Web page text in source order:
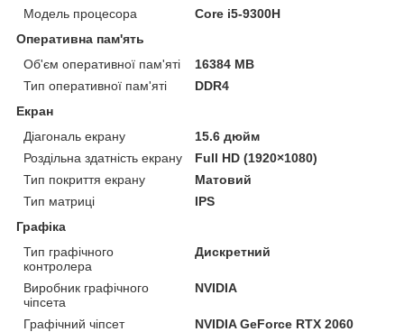
Модель процесора
Core i5-9300H
Оперативна пам'ять
Об'єм оперативної пам'яті
16384 MB
Тип оперативної пам'яті
DDR4
Екран
Діагональ екрану
15.6 дюйм
Роздільна здатність екрану
Full HD (1920×1080)
Тип покриття екрану
Матовий
Тип матриці
IPS
Графіка
Тип графічного
контролера
Дискретний
Виробник графічного
чіпсета
NVIDIA
Графічний чіпсет
NVIDIA GeForce RTX 2060